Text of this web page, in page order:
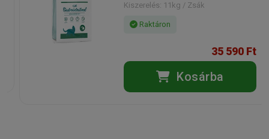
Kiszerelés: 11kg / Zsák
Raktáron
35 590 Ft
Kosárba